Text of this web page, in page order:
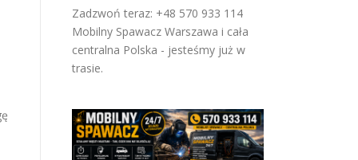
Zadzwoń teraz: +48 570 933 114
Mobilny Spawacz Warszawa i cała
centralna Polska - jesteśmy już w
trasie.